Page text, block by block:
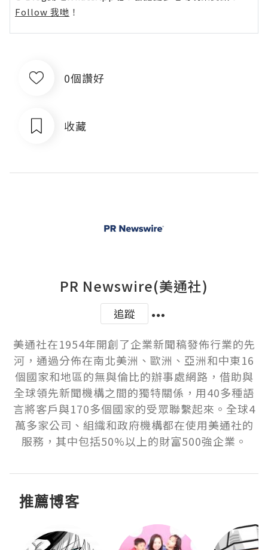
Follow 我哋 ！
0個讚好
收藏
PR Newswire(美通社)
追蹤
美通社在1954年開創了企業新聞稿發佈行業的先
河，通過分佈在南北美洲、歐洲、亞洲和中東16
個國家和地區的無與倫比的辦事處網路，借助與
全球領先新聞機構之間的獨特關係，用40多種語
言將客戶與170多個國家的受眾聯繫起來。全球4
萬多家公司、組織和政府機構都在使用美通社的
服務，其中包括50%以上的財富500強企業。
推薦博客